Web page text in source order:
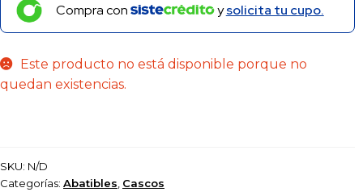
Compra con ysolicita tu cupo.
Este producto no está disponible porque no
quedan existencias.
SKU: N/D
Categorías: Abatibles Cascos